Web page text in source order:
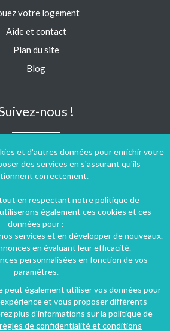
et d'autres données pour enrichir votre
des services en s'assurant qu'ils
correctement.
en respectant notrepolitique de
également ces cookies et ces
données pour :
services et en développer de nouveaux.
en évaluant leur efficacité.
personnalisées en fonction de vos
paramètres.
peut également utiliser vos données pour
et vous proposer différents
plus d'informations sur la politique de
règles de confidentialité et conditions
votre logement
Aide et contact
Plan du site
Blog
nous !
d'utilisation- Politique de confidentialité
Vivaweek ‐ Tous droits réservés ‐